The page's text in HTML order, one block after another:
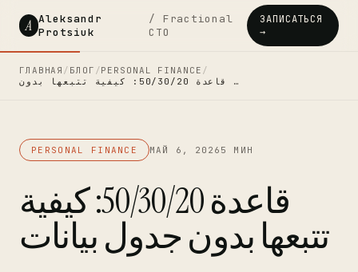
A Aleksandr
Protsiuk
/ Fractional
CTO
ЗАПИСАТЬСЯ
→
ГЛАВНАЯ / БЛОГ /PERSONAL FINANCE /
قاعدة 50/30/20: كيفية تتبعها بدون …
PERSONAL FINANCE МАЙ 6, 2026 5 МИН
قاعدة 50/30/20: كيفية
تتبعها بدون جدول بيانات